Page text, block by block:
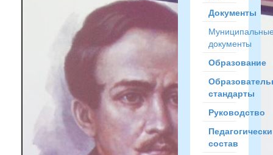
Документы
документы
Образование
стандарты
Руководство
состав